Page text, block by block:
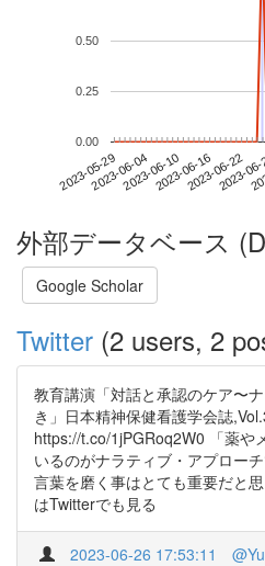
2023-05-292023-06-042023-06-102023-06-162023-06-22
2023-
0.00
0.25
0.50
外部データベース
Google Scholar
Twitter (2 users, 2
教育講演「対話と承認のケア〜
き」日本精神保健看護学会誌
https://t.co/1jPGRoq2W0 「薬や
いるのがナラティブ・アプロー
言葉を磨く事はとても重要だと
はTwitterでも見る
2023-06-26 17:53:11